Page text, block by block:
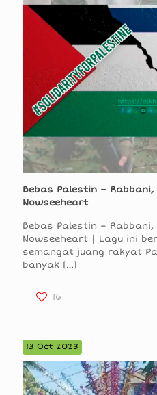
Bebas Palestin –
Nowseeheart
Bebas Palestin –
Nowseeheart | Lagu ini
semangat juang rakyat
banyak […]
16
13 Oct 2023